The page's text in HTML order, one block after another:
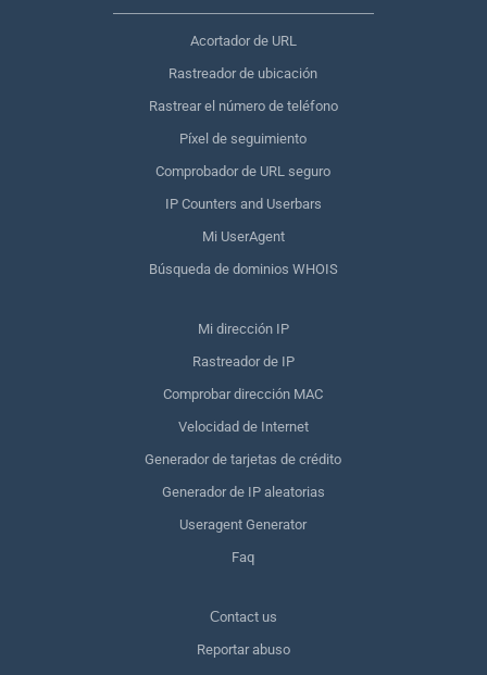
Acortador de URL
Rastreador de ubicación
Rastrear el número de teléfono
Píxel de seguimiento
Comprobador de URL seguro
IP Counters and Userbars
Mi UserAgent
Búsqueda de dominios WHOIS
Mi dirección IP
Rastreador de IP
Comprobar dirección MAC
Velocidad de Internet
Generador de tarjetas de crédito
Generador de IP aleatorias
Useragent Generator
Faq
Сontact us
Reportar abuso